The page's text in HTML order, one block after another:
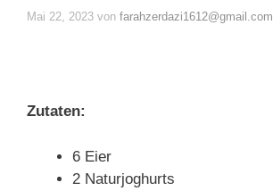
Mai 22, 2023 von farahzerdazi1612@gmail.com
Zutaten:
6 Eier
2 Naturjoghurts